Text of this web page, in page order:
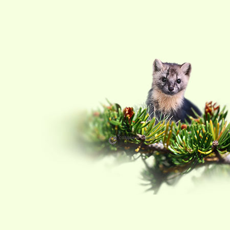
создание сайтов в Красноярске
Метадизайн